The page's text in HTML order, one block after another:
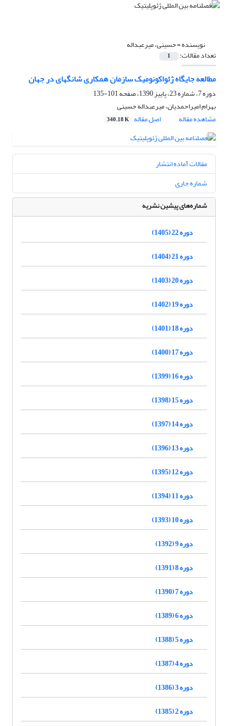
نویسنده =حسینی، میرعبداله
تعداد مقالات: 1
مطالعه جایگاه ژئواکونومیک سازمان همکاری شانگهای در جهان
دوره 7، شماره 23، پاییز 1390، صفحه
101-135
بهرام امیراحمدیان، میرعبداله حسینی
مشاهده مقاله
اصل مقاله 340.18 K
مقالات آماده انتشار
شماره جاری
شماره‌های پیشین نشریه
دوره 22 (1405)
دوره 21 (1404)
دوره 20 (1403)
دوره 19 (1402)
دوره 18 (1401)
دوره 17 (1400)
دوره 16 (1399)
دوره 15 (1398)
دوره 14 (1397)
دوره 13 (1396)
دوره 12 (1395)
دوره 11 (1394)
دوره 10 (1393)
دوره 9 (1392)
دوره 8 (1391)
دوره 7 (1390)
دوره 6 (1389)
دوره 5 (1388)
دوره 4 (1387)
دوره 3 (1386)
دوره 2 (1385)